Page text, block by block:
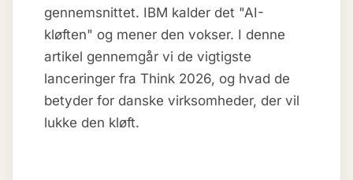
gennemsnittet. IBM kalder det "AI-
kløften" og mener den vokser. I denne
artikel gennemgår vi de vigtigste
lanceringer fra Think 2026, og hvad de
betyder for danske virksomheder, der vil
lukke den kløft.